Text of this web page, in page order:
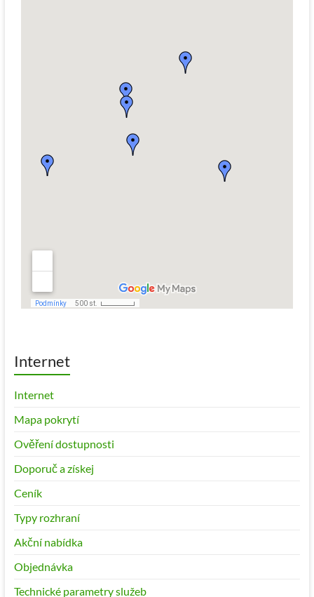
Internet
Internet
Mapa pokrytí
Ověření dostupnosti
Doporuč a získej
Ceník
Typy rozhraní
Akční nabídka
Objednávka
Technické parametry služeb